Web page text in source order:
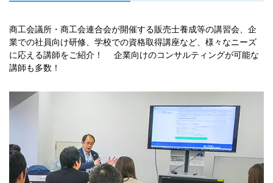
商工会議所・商工会連合会が開催する販売士養成等の講習会、企
業での社員向け研修、学校での資格取得講座など、様々なニーズ
に応える講師をご紹介！ 企業向けのコンサルティングが可能な
講師も多数！